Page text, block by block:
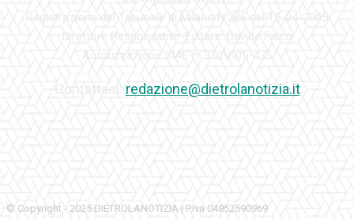
redazione@dietrolanotizia.it
© Copyright - 2025 DIETROLANOTIZIA | P.Iva 04852590969